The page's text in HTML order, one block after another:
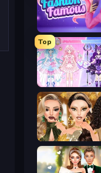
Fashion Famous
Top
Autumn Glam Gala